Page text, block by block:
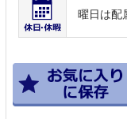
曜日は配